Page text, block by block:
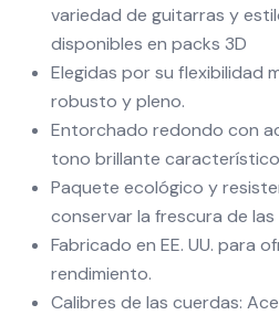
variedad de guitarras y
disponibles en packs 3D
Elegidas por su flexibilidad
robusto y pleno.
Entorchado redondo con
tono brillante
Paquete ecológico y
conservar la frescura de las
Fabricado en EE. UU. para
rendimiento.
Calibres de las cuerdas: